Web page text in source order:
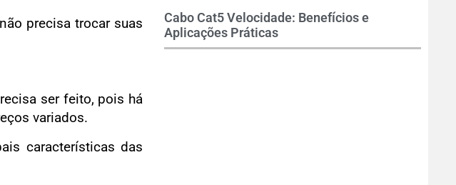
precisa trocar suas
ser feito, pois há
variados.
características das
Cabo Cat5 Velocidade: Benefícios e
Aplicações Práticas